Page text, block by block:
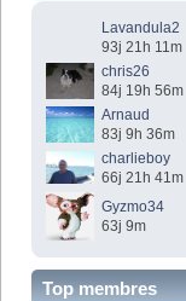
Lavandula2
93j 21h 11m
chris26
84j 19h 56m
Arnaud
83j 9h 36m
charlieboy
66j 21h 41m
Gyzmo34
63j 9m
Top membres